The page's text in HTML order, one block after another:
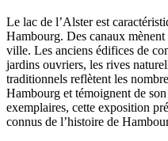
Le lac de l’Alster est
Hambourg. Des canaux
ville. Les anciens édifices de
jardins ouvriers, les rives
traditionnels reflètent les
Hambourg et témoignent de
exemplaires, cette exposition
connus de l’histoire de